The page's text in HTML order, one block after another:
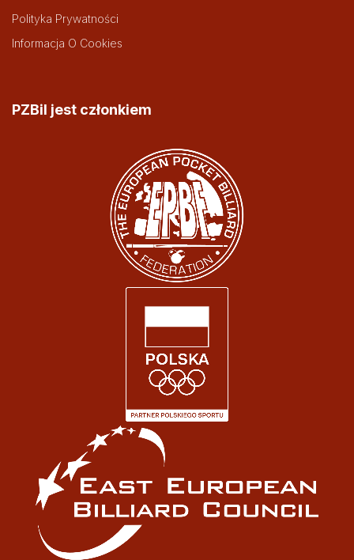
Polityka Prywatności
Informacja O Cookies
PZBil jest członkiem